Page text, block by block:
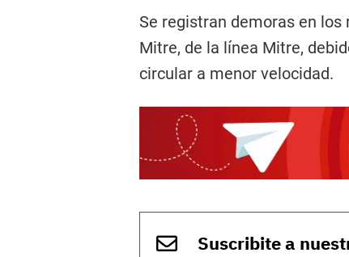
Se registran demoras en
Mitre, de la línea Mitre,
circular a menor velocidad.
Suscribite a